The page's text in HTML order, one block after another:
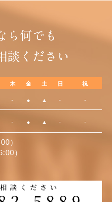
ら何でも
談ください
木 金 土 日 祝
- ● ▲ - -
- ● ▲ - -
）
）